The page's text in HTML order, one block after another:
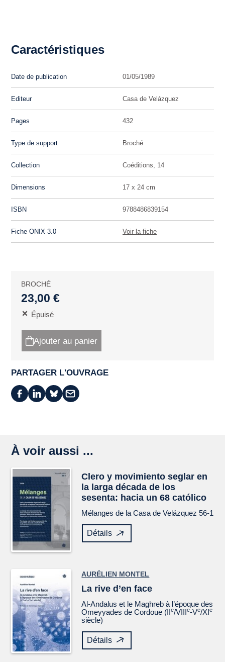
Caractéristiques
Date de publication 01/05/1989
Editeur Casa de Velázquez
Pages 432
Type de support Broché
Collection Coéditions, 14
Dimensions 17 x 24 cm
ISBN 9788486839154
Fiche ONIX 3.0 Voir la fiche
BROCHÉ
23,00 €
Épuisé
Ajouter au panier
PARTAGER L'OUVRAGE
À voir aussi ...
Clero y movimiento seglar en
la larga década de los
sesenta: hacia un 68 católico
Mélanges de la Casa de Velázquez 56-1
Détails
AURÉLIEN MONTEL
La rive d’en face
Al-Andalus et le Maghreb à l’époque des
Omeyyades de Cordoue (IIe/VIIIe-Ve/XIe
siècle)
Détails